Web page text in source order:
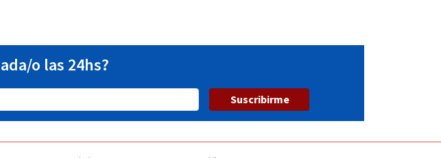
o las 24hs?
Suscribirme